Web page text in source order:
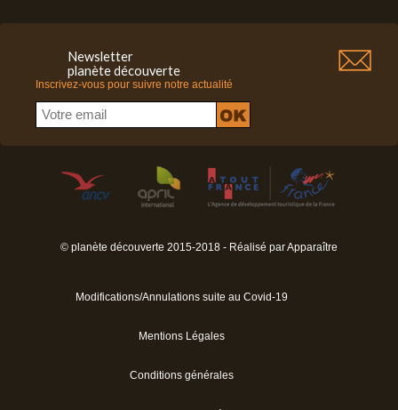
Newsletter
planète découverte
Inscrivez-vous pour suivre notre actualité
© planète découverte 2015-2018 - Réalisé parApparaître
Modifications/Annulations suite au Covid-19
Mentions Légales
Conditions générales